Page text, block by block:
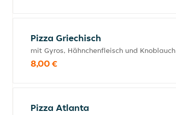
Pizza Griechisch
mit Gyros, Hähnchenfleisch und Knoblauch
8,00 €
Pizza Atlanta